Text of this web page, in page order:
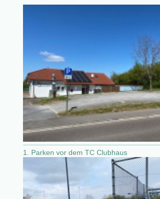
1. Parken vor dem TC Clubhaus